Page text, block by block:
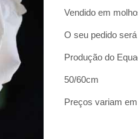
Vendido em
O seu pedido
Produção do
50/60cm
Preços variam